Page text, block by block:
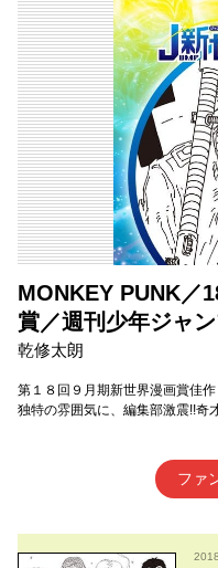
MONKEY PUNK／
賞／週刊少年ジャ
乾修太朗
第１８回９月期新世界漫画賞佳
独特の雰囲気に、編集部激震!!奇
ファ